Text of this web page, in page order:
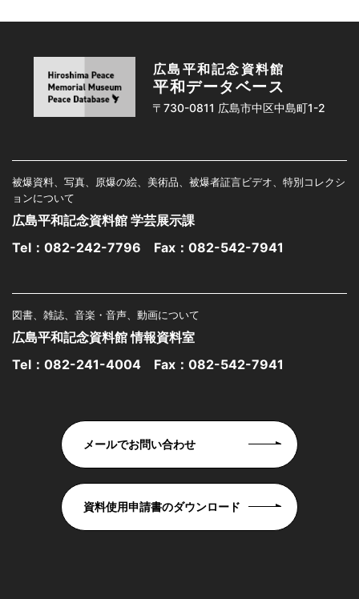
広島平和記念資料館
平和データベース
〒730-0811 広島市中区中島町1-2
被爆資料、写真、原爆の絵、美術品、被爆者証言ビデオ、特別コレクシ
ョンについて
広島平和記念資料館 学芸展示課
Tel： 082-242-7796 Fax：082-542-7941
図書、雑誌、音楽・音声、動画について
広島平和記念資料館 情報資料室
Tel： 082-241-4004 Fax：082-542-7941
メールでお問い合わせ
資料使用申請書のダウンロード